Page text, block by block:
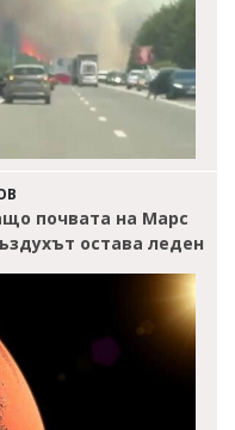
почвата на Марс
остава леден